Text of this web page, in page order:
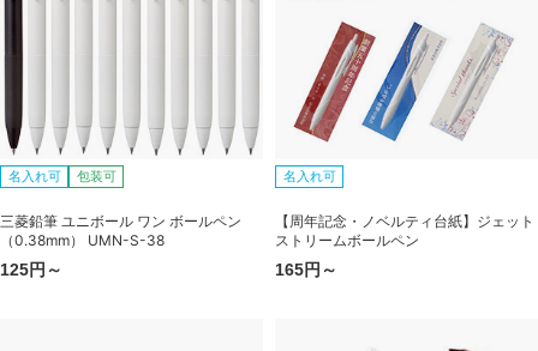
名入れ可 包装可
三菱鉛筆 ユニボール ワン ボールペン
（0.38mm） UMN-S-38
125円～
名入れ可
【周年記念・ノベルティ台紙】ジェット
ストリームボールペン
165円～